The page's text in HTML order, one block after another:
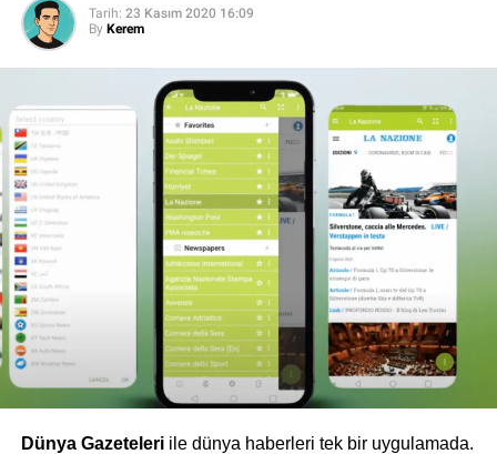
Tarih: 23 Kasım 2020 16:09
By Kerem
Dünya Gazeteleriile dünya haberleri tek bir uygulamada.